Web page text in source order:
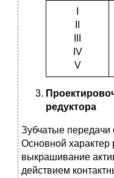
IV
V
редуктора
Зубчатые передачи
Основной характер
выкрашивание
действием